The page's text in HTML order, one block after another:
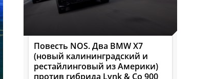
Повесть NOS. Два BMW X7
(новый калининградский и
рестайлинговый из Америки)
против гибрида Lynk & Co 900